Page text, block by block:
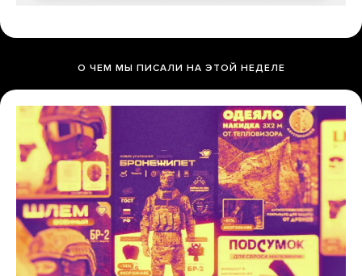
О ЧЕМ МЫ ПИСАЛИ НА ЭТОЙ НЕДЕЛЕ